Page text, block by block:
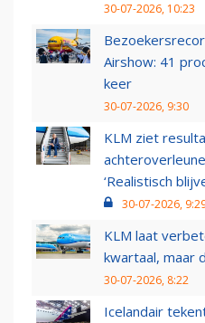
30-07-2026, 10:23
Airshow: 41
keer
30-07-2026, 9:30
KLM ziet
‘Realistisch
30-07-2026,
KLM laat
kwartaal, maar
30-07-2026, 8:22
Icelandair